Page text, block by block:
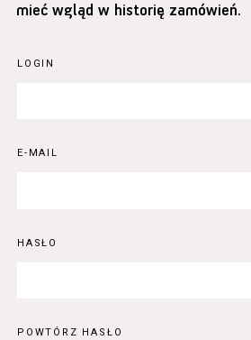
mieć wgląd w historię zamówień.
LOGIN
E-MAIL
HASŁO
POWTÓRZ HASŁO